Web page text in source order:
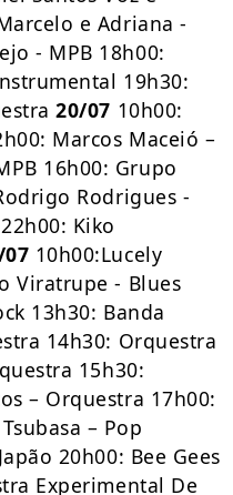
e Adriana -
- MPB 18h00:
19h30:
20/07 10h00:
Marcos Maceió –
16h00: Grupo
Rodrigues -
Kiko
10h00:Lucely
Viratrupe - Blues
13h30: Banda
14h30: Orquestra
15h30:
– Orquestra 17h00:
– Pop
20h00: Bee Gees
Experimental De